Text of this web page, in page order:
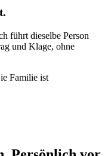
führt dieselbe Person
und Klage, ohne
Familie ist